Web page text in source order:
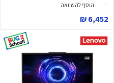
הוסף להשוואה
6,452 ₪